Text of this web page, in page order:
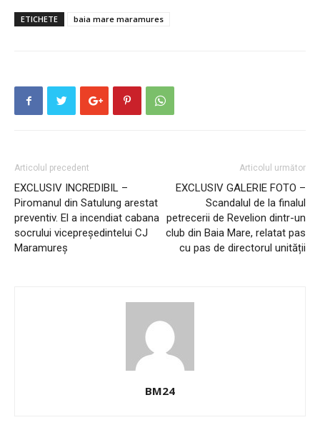
ETICHETE baia mare maramures
Articolul precedent
EXCLUSIV INCREDIBIL –
Piromanul din Satulung arestat
preventiv. El a incendiat cabana
socrului vicepreședintelui CJ
Maramureș
Articolul următor
EXCLUSIV GALERIE FOTO –
Scandalul de la finalul
petrecerii de Revelion dintr-un
club din Baia Mare, relatat pas
cu pas de directorul unității
BM24